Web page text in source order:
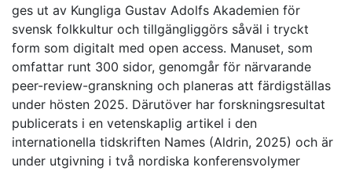
ges ut av Kungliga Gustav Adolfs Akademien för
svensk folkkultur och tillgängliggörs såväl i tryckt
form som digitalt med open access. Manuset, som
omfattar runt 300 sidor, genomgår för närvarande
peer-review-granskning och planeras att färdigställas
under hösten 2025. Därutöver har forskningsresultat
publicerats i en vetenskaplig artikel i den
internationella tidskriften Names (Aldrin, 2025) och är
under utgivning i två nordiska konferensvolymer